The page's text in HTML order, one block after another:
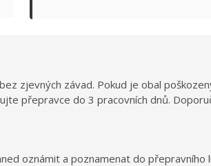
zjevných závad. Pokud je obal
přepravce do 3 pracovních dnů.
oznámit a poznamenat do přepravního